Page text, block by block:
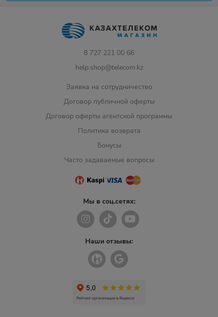
8 727 221 00 66
help.shop@telecom.kz
Заявка на сотрудничество
Договор публичной оферты
Договор оферты агентской программы
Политика возврата
Бонусы
Часто задаваемые вопросы
Мы в соц.сетях:
Наши отзывы: